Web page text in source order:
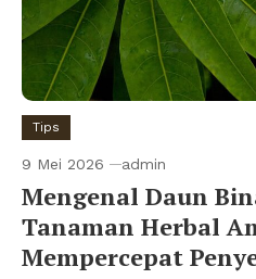
Tips
9 Mei 2026 admin
Mengenal Daun
Tanaman Herbal
Mempercepat